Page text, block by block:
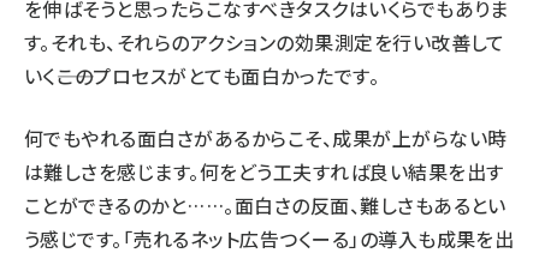
を伸ばそうと思ったらこなすべきタスクはいくらでもありま
す。それも、それらのアクションの効果測定を行い改善して
いく――このプロセスがとても面白かったです。
何でもやれる面白さがあるからこそ、成果が上がらない時
は難しさを感じます。何をどう工夫すれば良い結果を出す
ことができるのかと……。面白さの反面、難しさもあるとい
う感じです。「売れるネット広告つくーる」の導入も成果を出